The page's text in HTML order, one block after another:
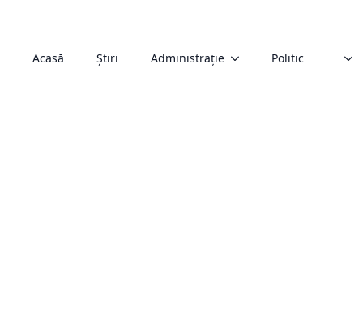
Acasă Știri Administraţie Politic